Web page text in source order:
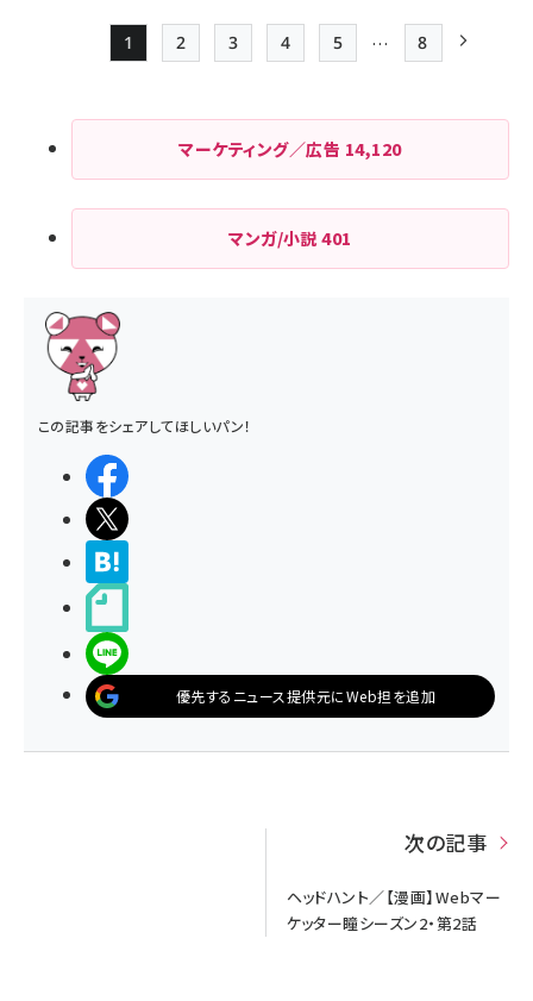
ジ
送
り
Page
1
Page
2
Page
3
Page
4
Page
5 …
最終ページ
8
マーケティング／広告 14,120
マンガ/小説401
この記事をシェアしてほしいパン！
優先するニュース提供元にWeb担を追加
次の記事
ヘッドハント／【漫画】Webマー
ケッター瞳シーズン2・第2話